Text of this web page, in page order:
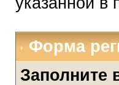
Форма
Заполните